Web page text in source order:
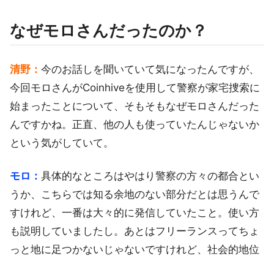
なぜモロさんだったのか？
清野： 今のお話しを聞いていて気になったんですが、
今回モロさんがCoinhiveを使用して警察が家宅捜索に
始まったことについて、そもそもなぜモロさんだった
んですかね。正直、他の人も使っていたんじゃないか
という気がしていて。
モロ： 具体的なところはやはり警察の方々の都合とい
うか、こちらでは知る余地のない部分だとは思うんで
すけれど、一番は大々的に発信していたこと。使い方
も説明していましたし。あとはフリーランスってちょ
っと地に足つかないじゃないですけれど、社会的地位